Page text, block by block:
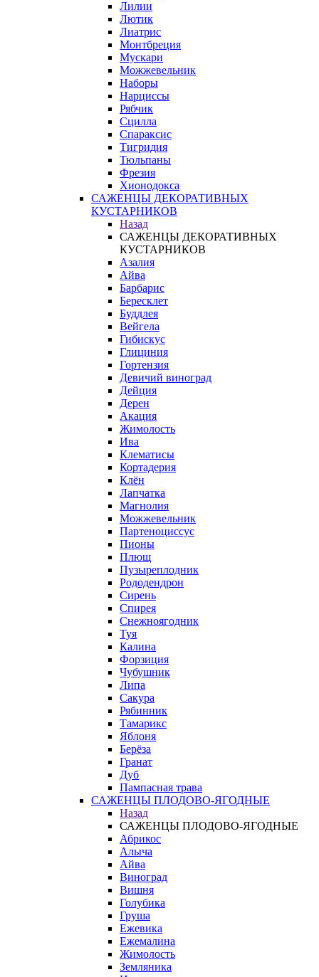
Лилии
Лютик
Лиатрис
Монтбреция
Мускари
Можжевельник
Наборы
Нарциссы
Рябчик
Сцилла
Спараксис
Тигридия
Тюльпаны
Фрезия
Хионодокса
САЖЕНЦЫ ДЕКОРАТИВНЫХ
КУСТАРНИКОВ
Назад
САЖЕНЦЫ ДЕКОРАТИВНЫХ
КУСТАРНИКОВ
Азалия
Айва
Барбарис
Бересклет
Буддлея
Вейгела
Гибискус
Глициния
Гортензия
Девичий виноград
Дейция
Дерен
Акация
Жимолость
Ива
Клематисы
Кортадерия
Клён
Лапчатка
Магнолия
Можжевельник
Партеноциссус
Пионы
Плющ
Пузыреплодник
Рододендрон
Сирень
Спирея
Снежноягодник
Туя
Калина
Форзиция
Чубушник
Липа
Сакура
Рябинник
Тамарикс
Яблоня
Берёза
Гранат
Дуб
Пампасная трава
САЖЕНЦЫ ПЛОДОВО-ЯГОДНЫЕ
Назад
САЖЕНЦЫ ПЛОДОВО-ЯГОДНЫЕ
Абрикос
Алыча
Айва
Виноград
Вишня
Голубика
Груша
Ежевика
Ежемалина
Жимолость
Земляника